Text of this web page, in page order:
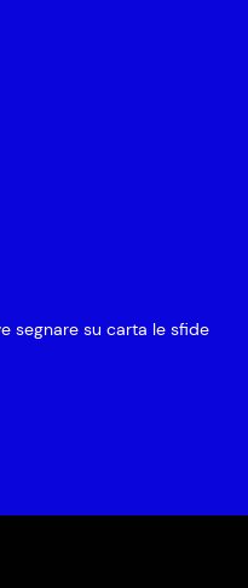
segnare su carta le sfide